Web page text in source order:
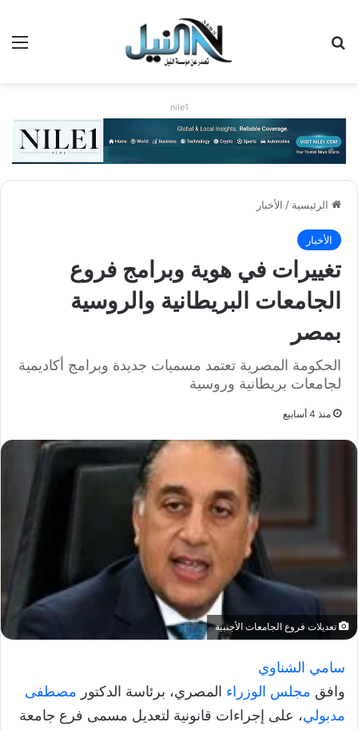
nile1
الرئيسية / الأخبار
الأخبار
تغييرات في هوية وبرامج فروع
الجامعات البريطانية والروسية
بمصر
الحكومة المصرية تعتمد مسميات جديدة وبرامج أكاديمية
لجامعات بريطانية وروسية
منذ 4 أسابيع
تعديلات فروع الجامعات الأجنبية
سامي الشناوي
وافق مجلس الوزراء المصري، برئاسة الدكتور مصطفى
مدبولي، على إجراءات قانونية لتعديل مسمى فرع جامعة